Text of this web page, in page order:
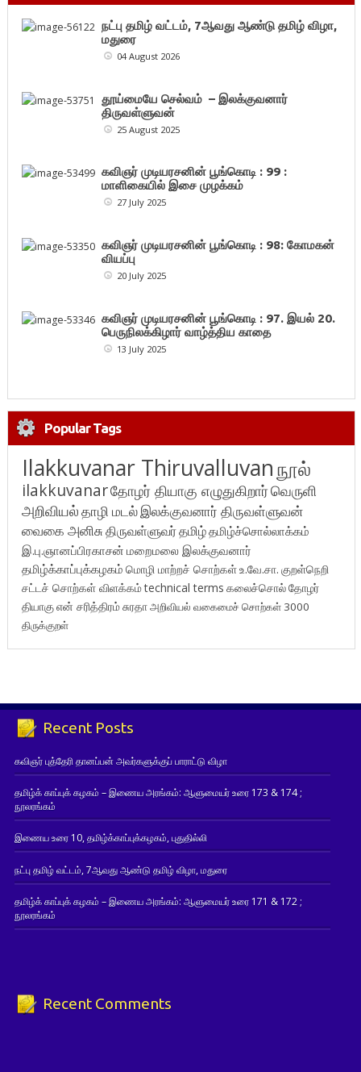
நட்பு தமிழ் வட்டம், 7ஆவது ஆண்டு தமிழ் விழா,
மதுரை
04 August 2026
தூய்மையே செல்வம் – இலக்குவனார்
திருவள்ளுவன்
25 August 2025
கவிஞர் முடியரசனின் பூங்கொடி : 99 :
மாளிகையில் இசை முழக்கம்
27 July 2025
கவிஞர் முடியரசனின் பூங்கொடி : 98: கோமகன்
வியப்பு
20 July 2025
கவிஞர் முடியரசனின் பூங்கொடி : 97. இயல் 20.
பெருநிலக்கிழார் வாழ்த்திய காதை
13 July 2025
Popular Tags
Ilakkuvanar Thiruvalluvanநூல்
ilakkuvanarதோழர் தியாகு எழுதுகிறார்வெருளி
அறிவியல்தாழி மடல்இலக்குவனார் திருவள்ளுவன்
வைகை அனிசுதிருவள்ளுவர்தமிழ்தமிழ்ச்சொல்லாக்கம்
இ.பு.ஞானப்பிரகாசன் மறைமலை இலக்குவனார்
தமிழ்க்காப்புக்கழகம் மொழி மாற்றச் சொற்கள்உ.வே.சா. குறள்நெறி
சட்டச் சொற்கள் விளக்கம்technical terms கலைச்சொல்தோழர்
தியாகுஎன் சரித்திரம்சுரதாஅறிவியல் வகைமைச் சொற்கள் 3000
திருக்குறள்
Recent Posts
கவிஞர் புத்தேரி தானப்பன் அவர்களுக்குப் பாராட்டு விழா
தமிழ்க் காப்புக் கழகம் – இணைய அரங்கம்: ஆளுமையர் உரை 173 & 174 ;
நூலரங்கம்
இணைய உரை 10, தமிழ்க்காப்புக்கழகம், புதுதில்லி
நட்பு தமிழ் வட்டம், 7ஆவது ஆண்டு தமிழ் விழா, மதுரை
தமிழ்க் காப்புக் கழகம் – இணைய அரங்கம்: ஆளுமையர் உரை 171 & 172 ;
நூலரங்கம்
Recent Comments